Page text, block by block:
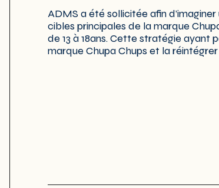
ADMS a été sollicitée afin
cibles principales de la marque
de 13 à 18ans. Cette stratégie
marque Chupa Chups et la